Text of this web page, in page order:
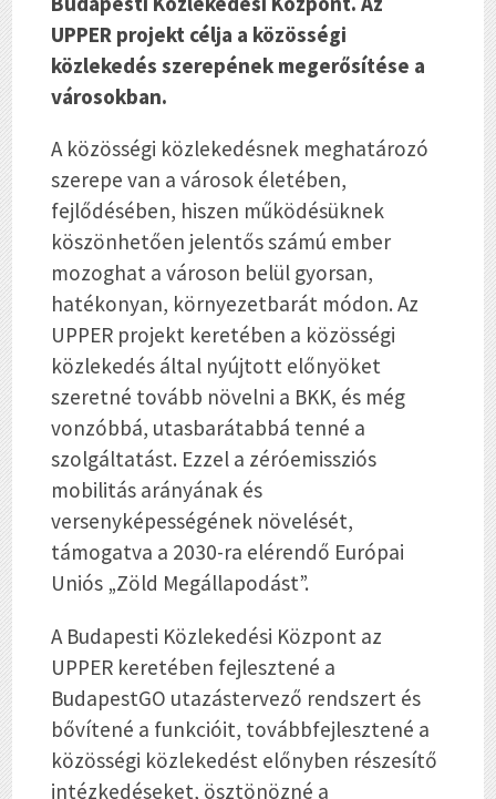
UPPER projekt célja a közösségi
közlekedés szerepének megerősítése a
városokban.
A közösségi közlekedésnek meghatározó
szerepe van a városok életében,
fejlődésében, hiszen működésüknek
köszönhetően jelentős számú ember
mozoghat a városon belül gyorsan,
hatékonyan, környezetbarát módon. Az
UPPER projekt keretében a közösségi
közlekedés által nyújtott előnyöket
szeretné tovább növelni a BKK, és még
vonzóbbá, utasbarátabbá tenné a
szolgáltatást. Ezzel a zéróemissziós
mobilitás arányának és
versenyképességének növelését,
támogatva a 2030-ra elérendő Európai
Uniós „Zöld Megállapodást”.
A Budapesti Közlekedési Központ az
UPPER keretében fejlesztené a
BudapestGO utazástervező rendszert és
bővítené a funkcióit, továbbfejlesztené a
közösségi közlekedést előnyben részesítő
intézkedéseket, ösztönözné a